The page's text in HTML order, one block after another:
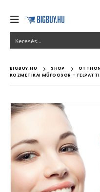
BIGBUY.HU SHOP OTTHON
KOZMETIKAI MŰFOGSOR –